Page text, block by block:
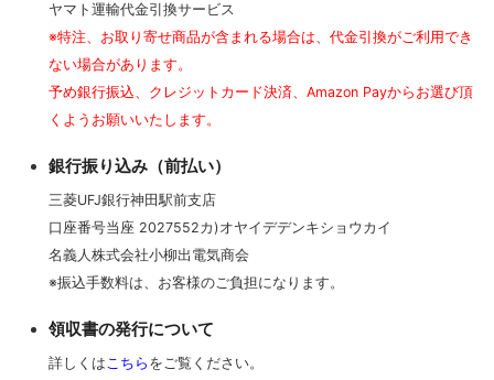
ヤマト運輸代金引換サービス
※特注、お取り寄せ商品が含まれる場合は、代金引換がご利用でき
ない場合があります。
予め銀行振込、クレジットカード決済、Amazon Payからお選び頂
くようお願いいたします。
銀行振り込み（前払い）
三菱UFJ銀行神田駅前支店
口座番号当座 2027552カ)オヤイデデンキショウカイ
名義人株式会社小柳出電気商会
※振込手数料は、お客様のご負担になります。
領収書の発行について
詳しくはこちら をご覧ください。